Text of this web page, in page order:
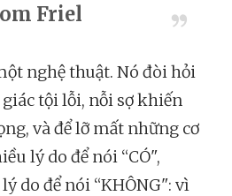
Friel
nghệ thuật. Nó đòi hỏi
giác tội lỗi, nỗi sợ khiến
và để lỡ mất những cơ
lý do để nói “CÓ",
do để nói “KHÔNG": vì